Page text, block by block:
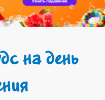
на день